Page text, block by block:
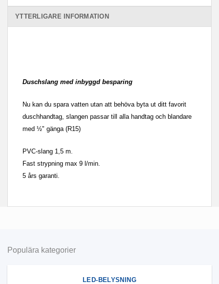
YTTERLIGARE INFORMATION
Duschslang med inbyggd besparing
Nu kan du spara vatten utan att behöva byta ut ditt favorit
duschhandtag, slangen passar till alla handtag och blandare
med ½" gänga (R15)
PVC-slang 1,5 m.
Fast strypning max 9 l/min.
5 års garanti.
Populära kategorier
LED-BELYSNING